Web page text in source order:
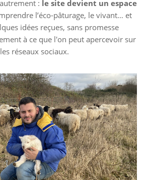
: le site devient un espace
l’éco-pâturage, le vivant… et
idées reçues, sans promesse
à ce que l'on peut apercevoir sur
les réseaux sociaux.